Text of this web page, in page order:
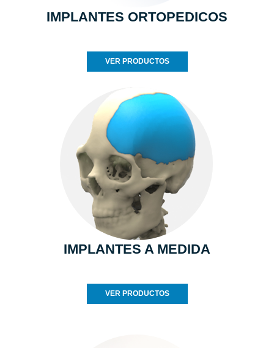
IMPLANTES ORTOPEDICOS
VER PRODUCTOS
IMPLANTES A MEDIDA
VER PRODUCTOS